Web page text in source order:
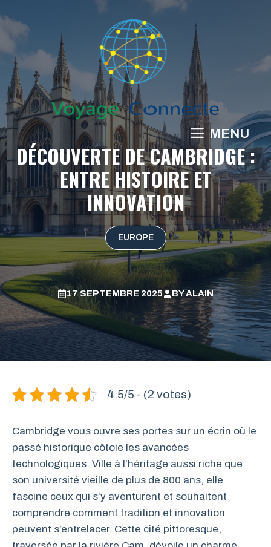
au
contenu
MENU
DÉCOUVERTE DE CAMBRIDGE :
ENTRE HISTOIRE ET
INNOVATION
EUROPE
17 SEPTEMBRE 2025 BYALAIN
4.5/5 - (2 votes)
Cambridge vous ouvre ses portes sur un écrin où le
passé historique côtoie les avancées
technologiques. Ville à l’héritage aussi riche que
son université vieille de plus de 800 ans, elle
fascine ceux qui s’y aventurent et souhaitent
comprendre comment tradition et innovation
peuvent s’entrelacer. Cette cité pittoresque,